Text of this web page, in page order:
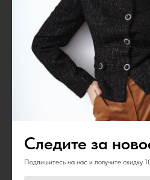
Следите за
Подпишитесь на нас и получите скидку